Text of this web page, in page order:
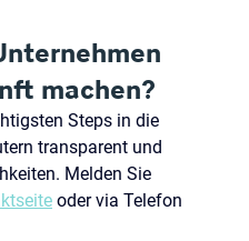
machen?
Steps in die
transparent und
Melden Sie
oder via Telefon